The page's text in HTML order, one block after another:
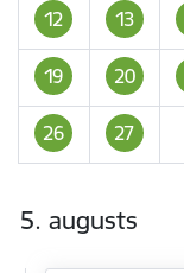
12 13
19 20
26 27
5. augusts